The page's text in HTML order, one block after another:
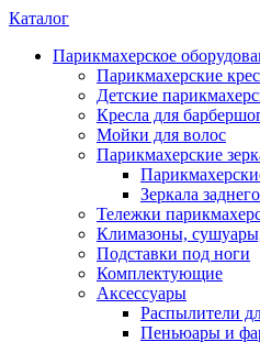
Каталог
Парикмахерское
Парикмахерские
Детские
Кресла для
Мойки для волос
Парикмахерские
Зеркала
Тележки
Климазоны,
Подставки под ноги
Комплектующие
Аксессуары
Распылители
Пеньюары и